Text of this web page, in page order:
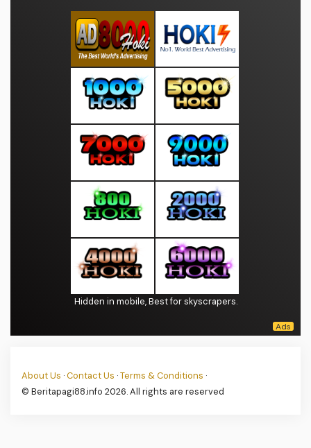
Hidden in mobile, Best for skyscrapers.
About Us ·Contact Us ·Terms & Conditions ·
© Beritapagi88.info 2026. All rights are reserved